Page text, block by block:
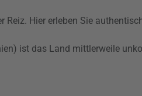
Hier erleben Sie
ist das Land mittlerweile